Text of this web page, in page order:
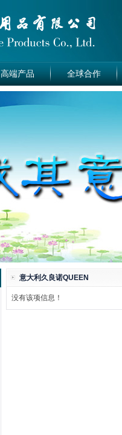
高端产品 全球合作
意大利久良诺QUEEN
没有该项信息！